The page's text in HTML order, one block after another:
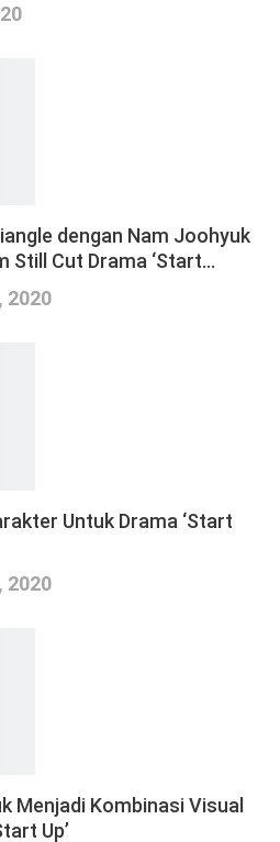
dengan Nam Joohyuk
Still Cut Drama ‘Start…
2020
Untuk Drama ‘Start
2020
Menjadi Kombinasi Visual
Up’